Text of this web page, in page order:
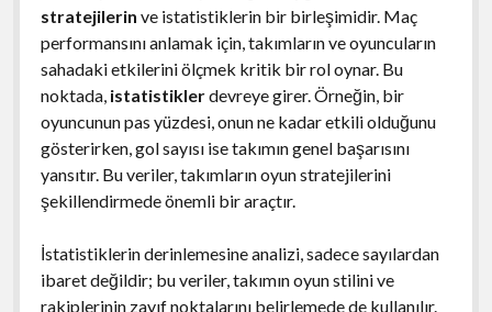
stratejilerin ve istatistiklerin bir birleşimidir. Maç
performansını anlamak için, takımların ve oyuncuların
sahadaki etkilerini ölçmek kritik bir rol oynar. Bu
noktada, istatistiklerdevreye girer. Örneğin, bir
oyuncunun pas yüzdesi, onun ne kadar etkili olduğunu
gösterirken, gol sayısı ise takımın genel başarısını
yansıtır. Bu veriler, takımların oyun stratejilerini
şekillendirmede önemli bir araçtır.
İstatistiklerin derinlemesine analizi, sadece sayılardan
ibaret değildir; bu veriler, takımın oyun stilini ve
rakiplerinin zayıf noktalarını belirlemede de kullanılır.